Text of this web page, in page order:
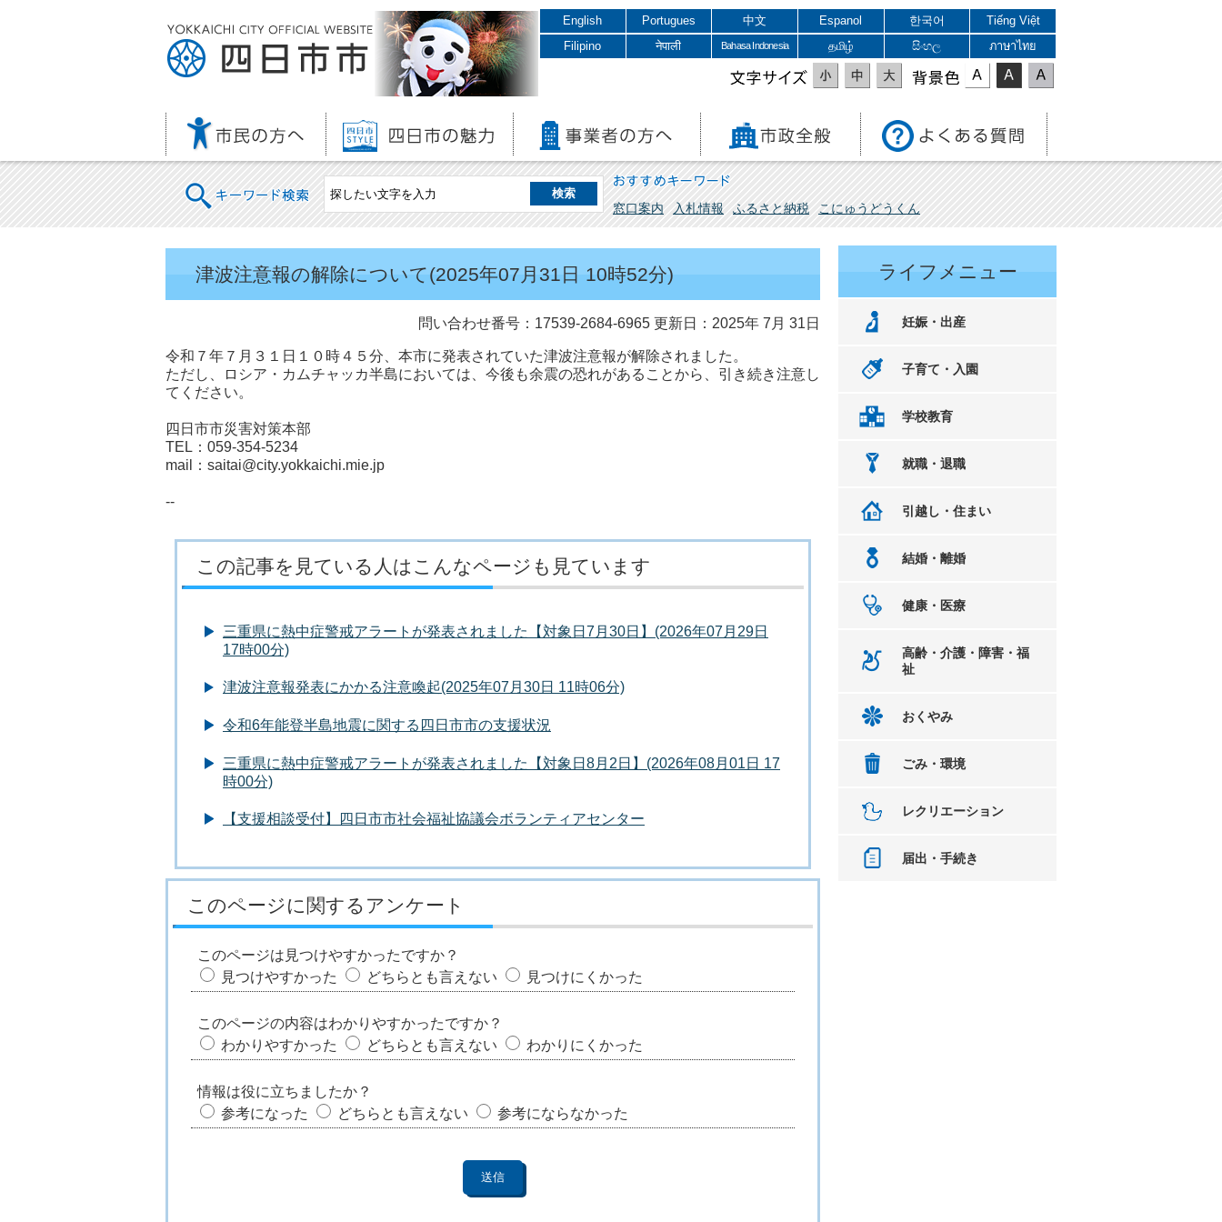
English Portugues 中文 Espanol 한국어
Tiếng Việt
Filipino
नेपाली Bahasa Indonesia தமிழ் සිංහල ภาษาไทย
文字サイズ 表示色
キーワード検索 おすすめキーワード
窓口案内 入札情報 ふるさと納税 こにゅうどうくん
津波注意報の解除について(2025年07月31日 10時52分)
問い合わせ番号：17539-2684-6965 更新日：2025年 7月 31日
令和７年７月３１日１０時４５分、本市に発表されていた津波注意報が解除されました。
ただし、ロシア・カムチャッカ半島においては、今後も余震の恐れがあることから、引き続き注意し
てください。
四日市市災害対策本部
TEL：059-354-5234
mail：saitai@city.yokkaichi.mie.jp
--
この記事を見ている人はこんなページも見ています
三重県に熱中症警戒アラートが発表されました【対象日7月30日】(2026年07月29日
17時00分)
津波注意報発表にかかる注意喚起(2025年07月30日 11時06分)
令和6年能登半島地震に関する四日市市の支援状況
三重県に熱中症警戒アラートが発表されました【対象日8月2日】(2026年08月01日 17
時00分)
【支援相談受付】四日市市社会福祉協議会ボランティアセンター
このページに関するアンケート
このページは見つけやすかったですか？
見つけやすかった
どちらとも言えない 見つけにくかった
このページの内容はわかりやすかったですか？
わかりやすかった
どちらとも言えない わかりにくかった
情報は役に立ちましたか？
参考になった
どちらとも言えない 参考にならなかった
ライフメニュー
妊娠・出産
子育て・入園
学校教育
就職・退職
引越し・住まい
結婚・離婚
健康・医療
高齢・介護・障害・福
祉
おくやみ
ごみ・環境
レクリエーション
届出・手続き